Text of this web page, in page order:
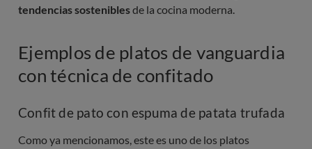
tendencias sosteniblesde la cocina moderna.
Ejemplos de platos de vanguardia
con técnica de confitado
Confit de pato con espuma de patata trufada
Como ya mencionamos, este es uno de los platos